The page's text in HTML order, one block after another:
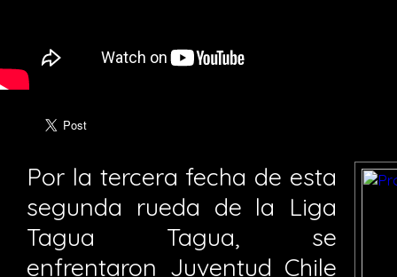
Por la tercera fecha de esta
segunda rueda de la Liga
Tagua Tagua, se
enfrentaron Juventud Chile